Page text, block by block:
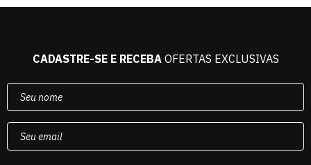
CADASTRE-SE E RECEBAOFERTAS EXCLUSIVAS